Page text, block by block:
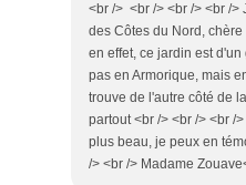
<br /> <br /> <br /> <br /
des Côtes du Nord,
en effet, ce jardin est
pas en Armorique, mais
trouve de l'autre côté de
partout <br /> <br /> <br /
plus beau, je peux en
/> <br /> Madame